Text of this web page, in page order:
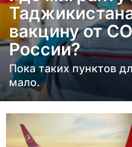
а
з
а
д
5
л
т
вакцину от
России?
Пока таких пунктов
мало.